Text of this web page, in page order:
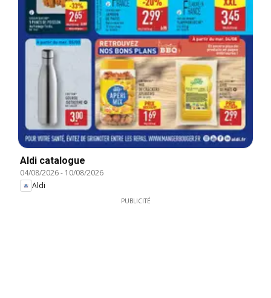
Aldi catalogue
04/08/2026- 10/08/2026
Aldi
PUBLICITÉ